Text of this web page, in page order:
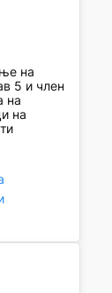
на
5 и член
на
на